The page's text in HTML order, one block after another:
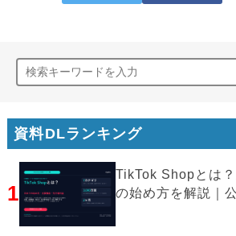
資料DLランキング
1
TikTok Shopとは
の始め方を解説｜